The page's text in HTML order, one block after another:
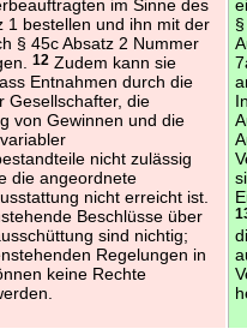
im Sinne des
1 bestellen und ihn mit der
§ 45c Absatz 2 Nummer
12 Zudem kann sie
Entnahmen durch die
Gesellschafter, die
von Gewinnen und die
nicht zulässig
die angeordnete
nicht erreicht ist.
Beschlüsse über
sind nichtig;
Regelungen in
keine Rechte